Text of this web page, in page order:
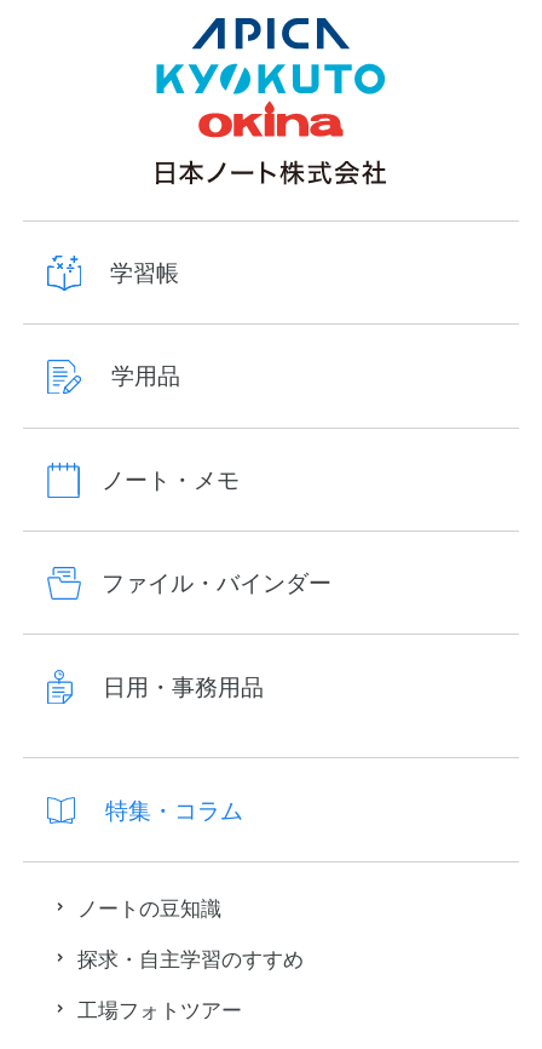
学習帳
学用品
ノート・メモ
ファイル・バインダー
日用・事務用品
特集・コラム
ノートの豆知識
探求・自主学習のすすめ
工場フォトツアー